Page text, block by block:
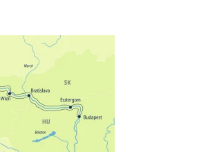
über 29 x 2-Bett- (ca. 11 m²), 1 x 3-Bett-
2 Einzelkabinen (ca. 9 m²); alle mit
(bodentiefe Fenster zum Öffnen). 2-Bett-
Sofabett sowie einem Pullman-Bett
für mehr Komfort verstaut). In der 3-
Bett von der Wand heruntergeklappt (max.
sich 38 x 2-Bett-Kabinen, 1
11 m² groß, mit zwei Sofabetten über Eck
(nicht zu öffnen). In einigen Kabinen
Teil des Schiffes (Kategorie vorn/hinten)
und Generatorengeräusche wahrnehmbar sein.